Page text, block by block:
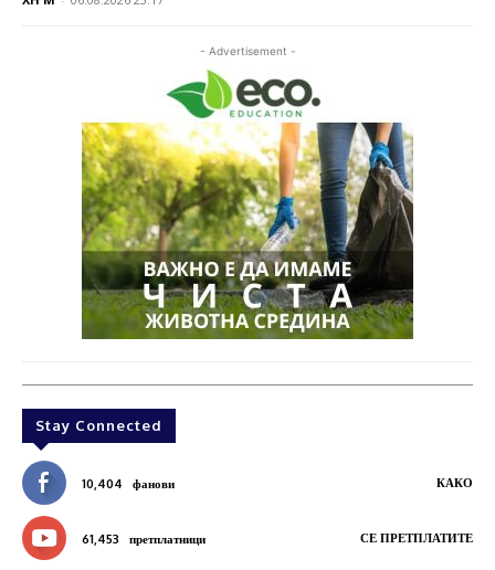
- Advertisement -
Stay Connected
10,404 фанови КАКО
61,453 претплатници СЕ ПРЕТПЛАТИТЕ